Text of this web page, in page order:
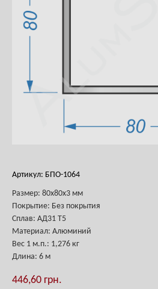
Артикул: БПО-1064
Размер: 80х80х3 мм
Покрытие: Без покрытия
Сплав: АД31 Т5
Материал: Алюминий
Вес 1 м.п.: 1,276 кг
Длина: 6 м
446,60 грн.